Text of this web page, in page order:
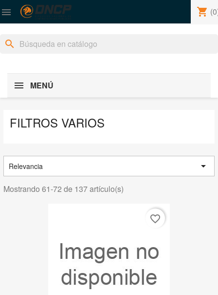
 shopping_cart
search
MENÚ
FILTROS VARIOS
Relevancia 
Mostrando 61-72 de 137 artículo(s)
favorite_border